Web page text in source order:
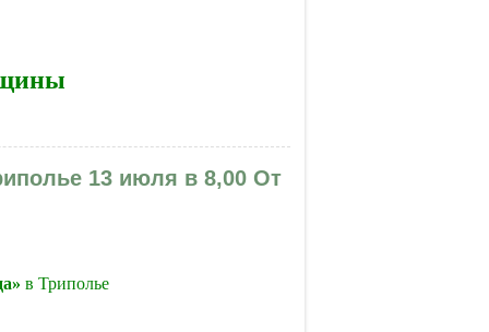
и энергетическом уровне)" - 5-6
13 июля в 8,00 От
в Триполье
13 июля в 8,00 От центра ТАЙНЫ